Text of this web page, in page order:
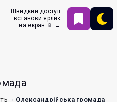
Швидкий доступ
встанови ярлик
на екран 📱 →
Олександрійська громада